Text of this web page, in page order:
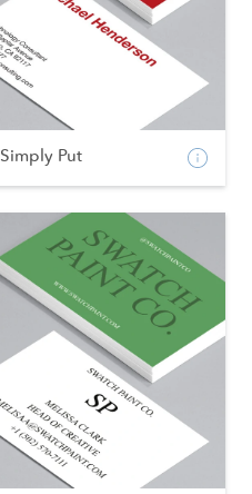
Simply Put